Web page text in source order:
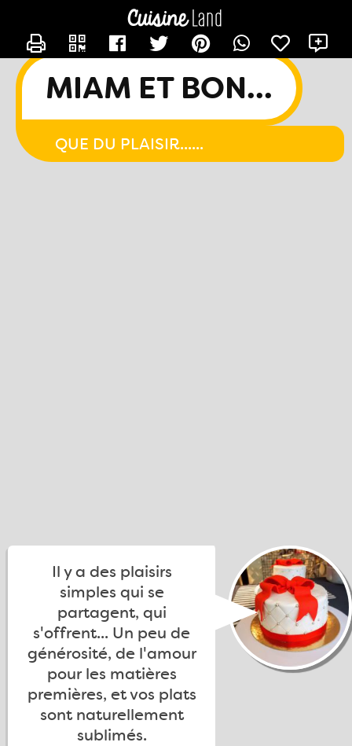
MIAM ET BON...
QUE DU PLAISIR......
Il y a des plaisirs
simples qui se
partagent, qui
s'offrent... Un peu de
générosité, de l'amour
pour les matières
premières, et vos plats
sont naturellement
sublimés.
CONTACTER CHACHA44